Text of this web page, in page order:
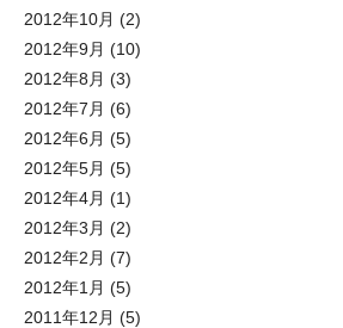
2012年10月 (2)
2012年9月 (10)
2012年8月 (3)
2012年7月 (6)
2012年6月 (5)
2012年5月 (5)
2012年4月 (1)
2012年3月 (2)
2012年2月 (7)
2012年1月 (5)
2011年12月 (5)